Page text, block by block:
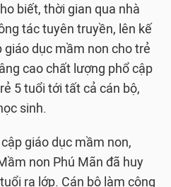
biết, thời gian qua nhà
tác tuyên truyền, lên kế
giáo dục mầm non cho trẻ
cao chất lượng phổ cập
5 tuổi tới tất cả cán bộ,
sinh.
giáo dục mầm non,
non Phú Mãn đã huy
ra lớp. Cán bộ làm công